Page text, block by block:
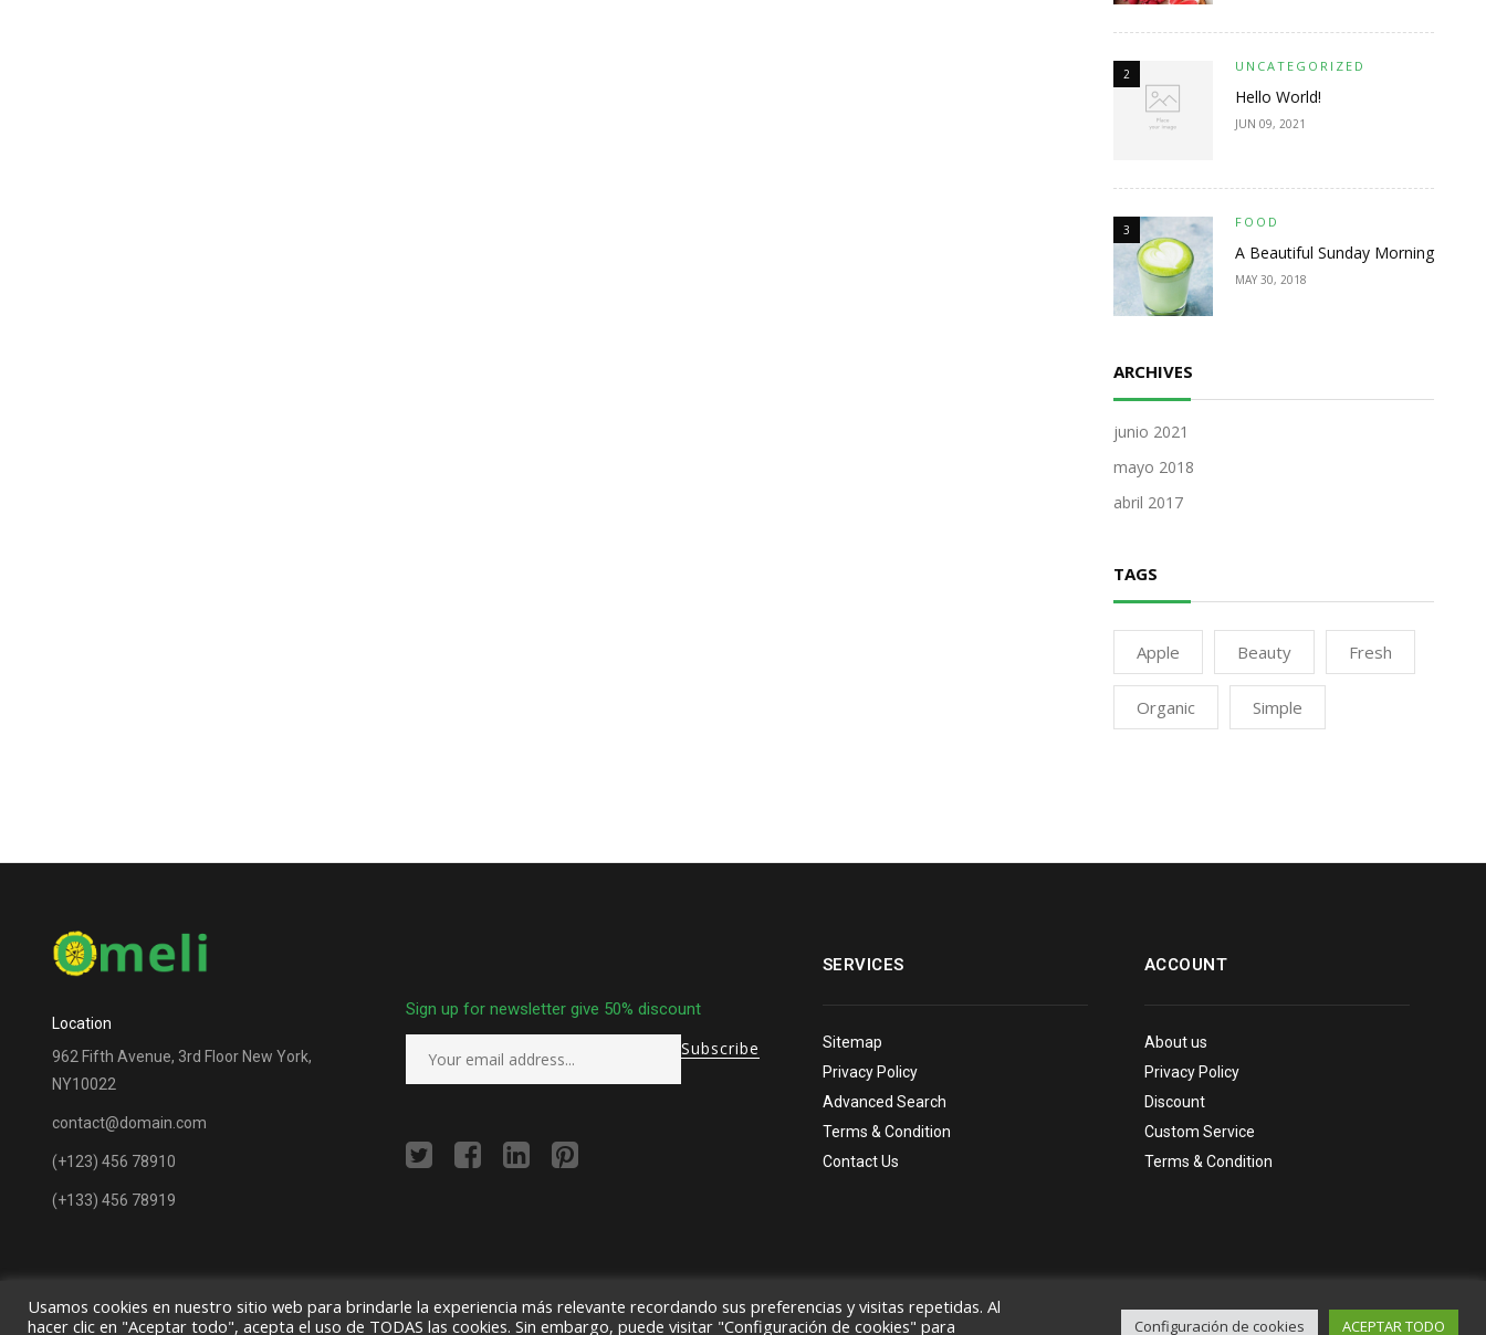
2 UNCATEGORIZED
Hello World!
JUN 09, 2021
3 FOOD
A Beautiful Sunday Morning
MAY 30, 2018
ARCHIVES
junio 2021
mayo 2018
abril 2017
TAGS
Apple Beauty Fresh
Organic Simple
Location
962 Fifth Avenue, 3rd Floor New York,
NY10022
contact@domain.com
(+123) 456 78910
(+133) 456 78919
Sign up for newsletter give 50% discount
SERVICES
Sitemap
Privacy Policy
Advanced Search
Terms & Condition
Contact Us
ACCOUNT
About us
Privacy Policy
Discount
Custom Service
Terms & Condition
Copyright © byWpbingo2020
Usamos cookies en nuestro sitio web para brindarle la experiencia más relevante recordando sus preferencias y visitas repetidas. Al
hacer clic en "Aceptar todo", acepta el uso de TODAS las cookies. Sin embargo, puede visitar "Configuración de cookies" para
Configuración de cookies ACEPTAR TODO